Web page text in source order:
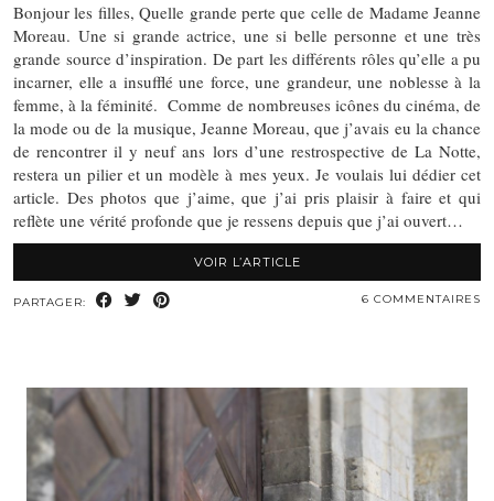
Bonjour les filles, Quelle grande perte que celle de Madame Jeanne
Moreau. Une si grande actrice, une si belle personne et une très
grande source d’inspiration. De part les différents rôles qu’elle a pu
incarner, elle a insufflé une force, une grandeur, une noblesse à la
femme, à la féminité. Comme de nombreuses icônes du cinéma, de
la mode ou de la musique, Jeanne Moreau, que j’avais eu la chance
de rencontrer il y neuf ans lors d’une restrospective de La Notte,
restera un pilier et un modèle à mes yeux. Je voulais lui dédier cet
article. Des photos que j’aime, que j’ai pris plaisir à faire et qui
reflète une vérité profonde que je ressens depuis que j’ai ouvert…
VOIR L’ARTICLE
PARTAGER: 6 COMMENTAIRES